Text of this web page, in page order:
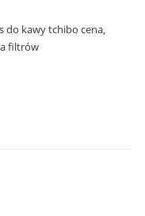
do kawy tchibo cena
filtrów